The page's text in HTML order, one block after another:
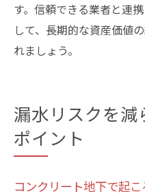
す。信頼できる業者と連
して、長期的な資産価値
れましょう。
漏水リスクを
ポイント
コンクリート地下で起